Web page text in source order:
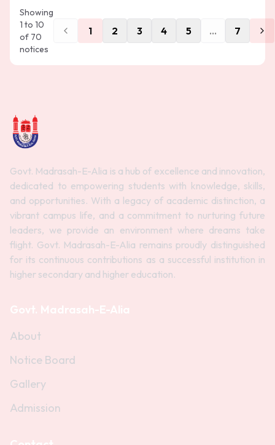
Showing
1 to 10
of 70
notices
1 2 3 4 5 ... 7
Govt. Madrasah-E-Alia is a hub of excellence and innovation,
dedicated to empowering students with knowledge, skills,
and opportunities. With a legacy of academic distinction, a
vibrant campus life, and a commitment to nurturing future
leaders, we provide an environment where dreams take
flight. Govt. Madrasah-E-Alia remains proudly distinguished
for its continuous contributions as a successful institution in
higher secondary and higher education.
About
Notice Board
Gallery
Admission